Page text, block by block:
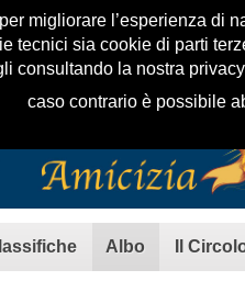
Albo Il
migliorare l’esperienza di
tecnici sia cookie di parti
consultando la nostra
caso contrario è possibile